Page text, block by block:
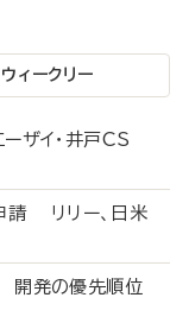
ウィークリー
ザイ・井戸CS
請 リリー、日米
開発の優先順位